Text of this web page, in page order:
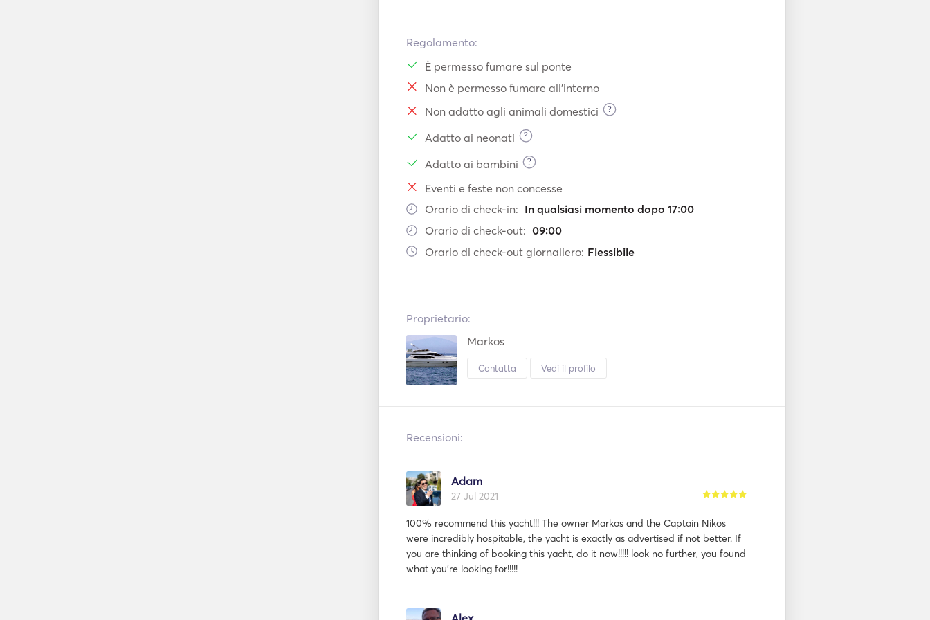
Regolamento:
È permesso fumare sul ponte
Non è permesso fumare all'interno
Non adatto agli animali domestici
?
Adatto ai neonati ?
Adatto ai bambini ?
Eventi e feste non concesse
Orario di check-in: In qualsiasi momento dopo 17:00
Orario di check-out: 09:00
Orario di check-out giornaliero: Flessibile
Proprietario:
Markos
Contatta Vedi il profilo
Recensioni:
Adam
27 Jul 2021
100% recommend this yacht!!! The owner Markos and the Captain Nikos
were incredibly hospitable, the yacht is exactly as advertised if not better. If
you are thinking of booking this yacht, do it now!!!!! look no further, you found
what you're looking for!!!!!